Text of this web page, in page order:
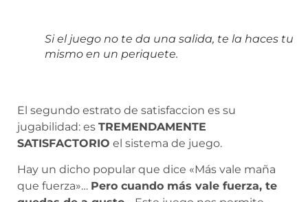
Si el juego no te da una salida, te la haces tu
mismo en un periquete.
El segundo estrato de satisfaccion es su
jugabilidad: es TREMENDAMENTE
SATISFACTORIO el sistema de juego.
Hay un dicho popular que dice «Más vale maña
que fuerza»… Pero cuando más vale fuerza, te